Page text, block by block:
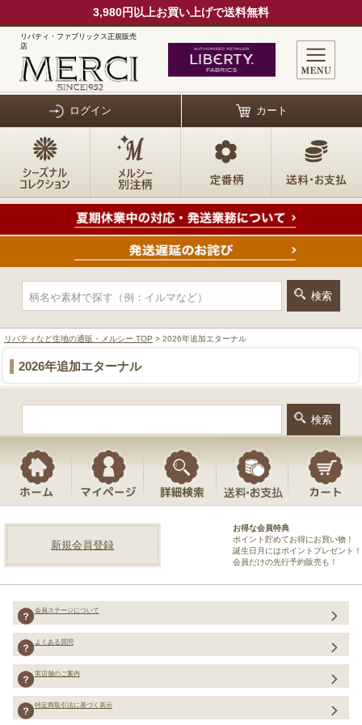
3,980円以上お買い上げで送料無料
リバティ・ファブリックス正規販売
店
ログイン カート
リバティなど生地の通販・メルシー TOP > 2026年追加エターナル
2026年追加エターナル
新規会員登録
お得な会員特典
ポイント貯めてお得にお買い物！
誕生日月にはポイントプレゼント！
会員だけの先行予約販売も！
会員ステージについて
よくある質問
実店舗のご案内
特定商取引法に基づく表示